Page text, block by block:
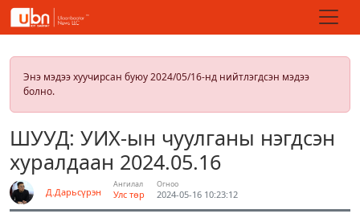
Энэ мэдээ хуучирсан буюу 2024/05/16-нд нийтлэгдсэн мэдээ
болно.
ШУУД: УИХ-ын чуулганы нэгдсэн
хуралдаан 2024.05.16
Д.Дарьсүрэн
Ангилал
Улс төр
Огноо
2024-05-16 10:23:12